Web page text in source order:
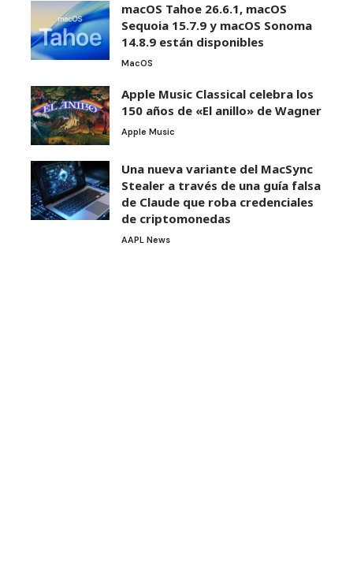
macOS Tahoe 26.6.1, macOS
Sequoia 15.7.9 y macOS Sonoma
14.8.9 están disponibles
MacOS
Apple Music Classical celebra los
150 años de «El anillo» de Wagner
Apple Music
Una nueva variante del MacSync
Stealer a través de una guía falsa
de Claude que roba credenciales
de criptomonedas
AAPL News